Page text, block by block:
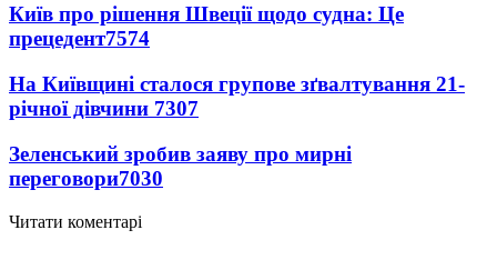
Київ про рішення Швеції щодо судна: Це
прецедент7574
На Київщині сталося групове зґвалтування 21-
річної дівчини 7307
Зеленський зробив заяву про мирні
переговори7030
Читати коментарі